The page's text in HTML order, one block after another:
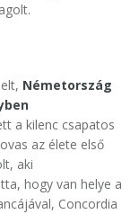
Németország
a kilenc csapatos
az élete első
aki
hogy van helye a
Concordia